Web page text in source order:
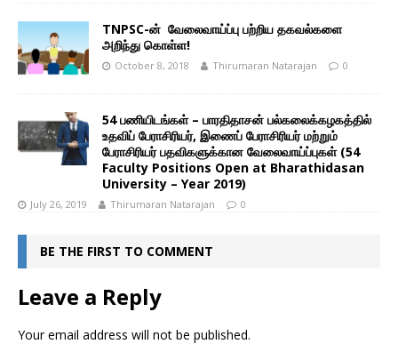
TNPSC-ன் வேலைவாய்ப்பு பற்றிய தகவல்களை
அறிந்து கொள்ள!
October 8, 2018 Thirumaran Natarajan 0
54 பணியிடங்கள் – பாரதிதாசன் பல்கலைக்கழகத்தில்
உதவிப் பேராசிரியர், இணைப் பேராசிரியர் மற்றும்
பேராசிரியர் பதவிகளுக்கான வேலைவாய்ப்புகள் (54
Faculty Positions Open at Bharathidasan
University – Year 2019)
July 26, 2019 Thirumaran Natarajan 0
BE THE FIRST TO COMMENT
Leave a Reply
Your email address will not be published.